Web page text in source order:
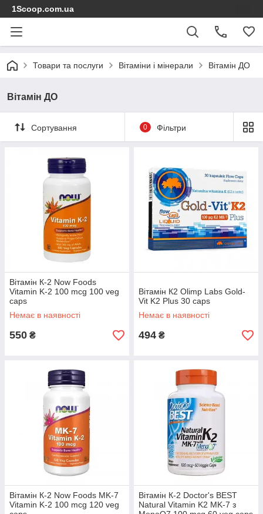
1Scoop.com.ua
Товари та послуги Вітаміни і мінерали Вітамін ДО
Вітамін ДО
Сортування 0 Фільтри
Вітамін К-2 Now Foods
Vitamin K-2 100 mcg 100 veg
caps
Немає в наявності
550 ₴
Вітамін К2 Olimp Labs Gold-
Vit K2 Plus 30 caps
Немає в наявності
494 ₴
Вітамін К-2 Now Foods MK-7
Vitamin K-2 100 mcg 120 veg
Вітамін К-2 Doctor's BEST
Natural Vitamin K2 MK-7 з